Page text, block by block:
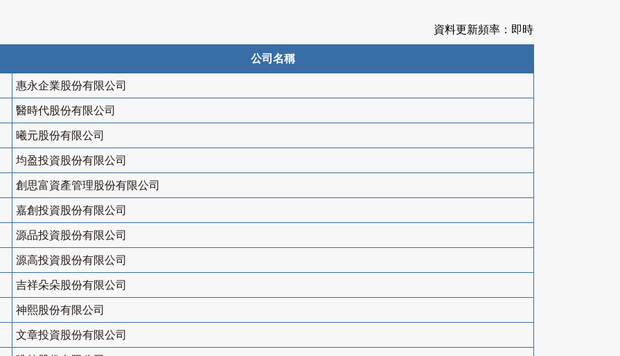
資料更新頻率：即時
公司名稱
惠永企業股份有限公司
醫時代股份有限公司
曦元股份有限公司
均盈投資股份有限公司
創思富資產管理股份有限公司
嘉創投資股份有限公司
源品投資股份有限公司
源高投資股份有限公司
吉祥朵朵股份有限公司
神熙股份有限公司
文章投資股份有限公司